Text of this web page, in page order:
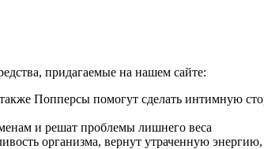
придагаемые на нашем сайте:
Попперсы помогут сделать интимную
и решат проблемы лишнего веса
организма, вернут утраченную